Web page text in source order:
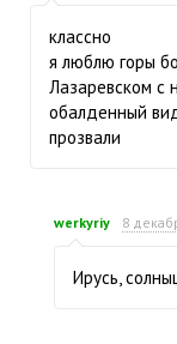
классно
я люблю горы
Лазаревском с
обалденный
прозвали
werkyriy 8
Ирусь,